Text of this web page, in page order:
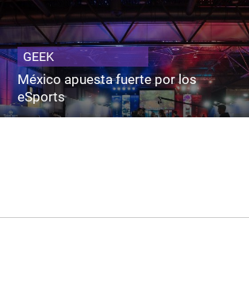
GEEK
México apuesta fuerte por los
eSports